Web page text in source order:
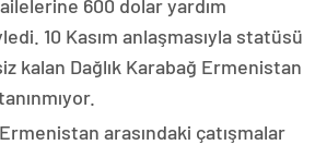
600 dolar yardım
10 Kasım anlaşmasıyla statüsü
kalan Dağlık Karabağ Ermenistan
arasındaki çatışmalar